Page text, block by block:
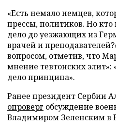
«Есть немало немцев,
прессы, политиков. Но кто
дело до уезжающих из
врачей и
вопросом, отметив, что
мнение тевтонских элит»:
дело принципа».
Ранее президент Сербии
опроверг обсуждение
Владимиром Зеленским в